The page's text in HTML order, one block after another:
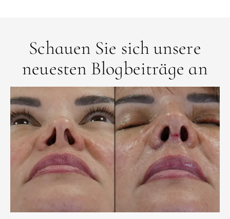
Schauen Sie sich unsere
neuesten Blogbeiträge an